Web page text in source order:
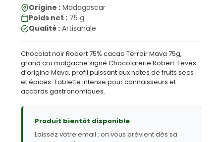
Origine : Madagascar
Poids net : 75 g
Qualité : Artisanale
Chocolat noir Robert 75% cacao Terroir Mava 75g,
grand cru malgache signé Chocolaterie Robert. Fèves
d’origine Mava, profil puissant aux notes de fruits secs
et épices. Tablette intense pour connaisseurs et
accords gastronomiques.
Produit bientôt disponible
Laissez votre email : on vous prévient dès sa